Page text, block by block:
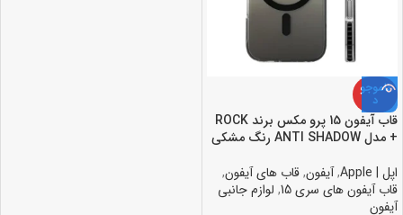
ناموجو
د
قاب آيفون 15 پرو مکس برند ROCK
+ مدل ANTI SHADOW رنگ مشکي
اپل | Apple
,آیفون,قاب های آیفون,
قاب آیفون های سری 15
, لوازم جانبی
آیفون